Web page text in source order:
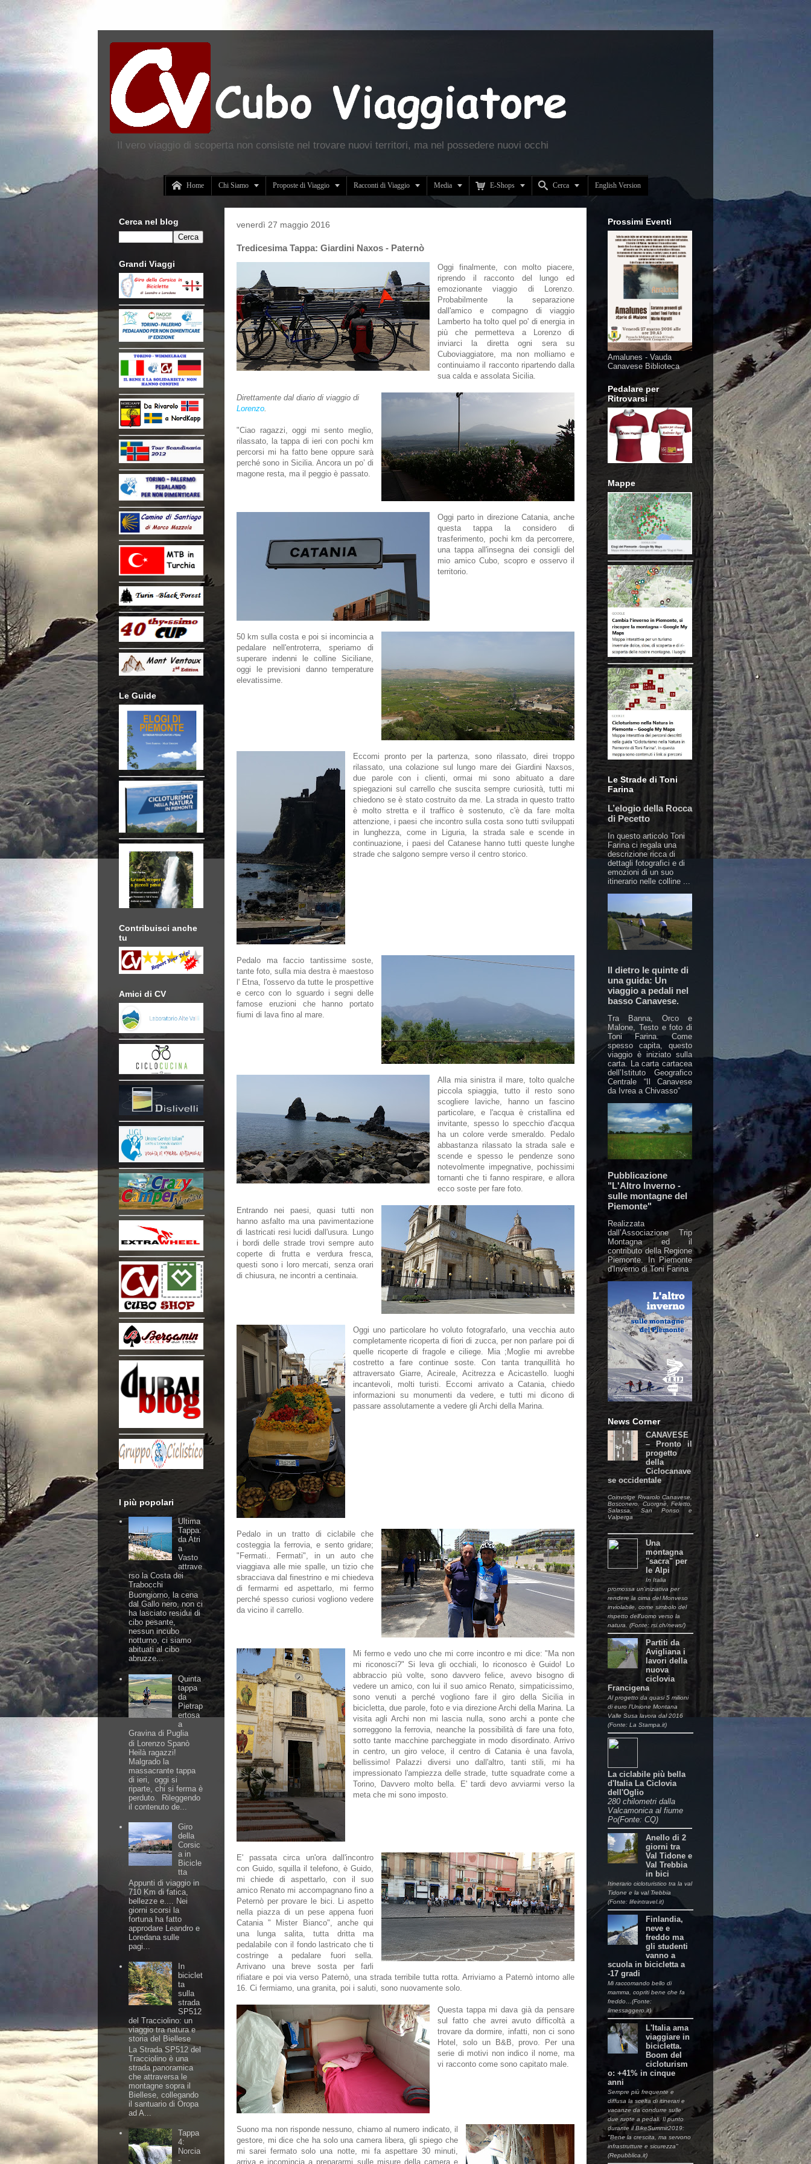
Il vero viaggio di scoperta non consiste nel trovare nuovi territori, ma nel possedere nuovi occhi
 Home Chi Siamo  Proposte di Viaggio  Racconti di Viaggio  Media   E-Shops   Cerca  English Version
venerdì 27 maggio 2016
Tredicesima Tappa: Giardini Naxos - Paternò
Oggi finalmente, con molto piacere,
riprendo il racconto del lungo ed
emozionante viaggio di Lorenzo.
Probabilmente la separazione
dall'amico e compagno di viaggio
Lamberto ha tolto quel po' di energia in
più che permetteva a Lorenzo di
inviarci la diretta ogni sera su
Cuboviaggiatore, ma non molliamo e
continuiamo il racconto ripartendo dalla
sua calda e assolata Sicilia.
Direttamente dal diario di viaggio di
Lorenzo.
"Ciao ragazzi, oggi mi sento meglio,
rilassato, la tappa di ieri con pochi km
percorsi mi ha fatto bene oppure sarà
perché sono in Sicilia. Ancora un po’ di
magone resta, ma il peggio è passato.
Oggi parto in direzione Catania, anche
questa tappa la considero di
trasferimento, pochi km da percorrere,
una tappa all'insegna dei consigli del
mio amico Cubo, scopro e osservo il
territorio.
50 km sulla costa e poi si incomincia a
pedalare nell'entroterra, speriamo di
superare indenni le colline Siciliane,
oggi le previsioni danno temperature
elevatissime.
Eccomi pronto per la partenza, sono rilassato, direi troppo
rilassato, una colazione sul lungo mare dei Giardini Naxsos,
due parole con i clienti, ormai mi sono abituato a dare
spiegazioni sul carrello che suscita sempre curiosità, tutti mi
chiedono se è stato costruito da me. La strada in questo tratto
è molto stretta e il traffico è sostenuto, c'è da fare molta
attenzione, i paesi che incontro sulla costa sono tutti sviluppati
in lunghezza, come in Liguria, la strada sale e scende in
continuazione, i paesi del Catanese hanno tutti queste lunghe
strade che salgono sempre verso il centro storico.
Pedalo ma faccio tantissime soste,
tante foto, sulla mia destra è maestoso
l' Etna, l'osservo da tutte le prospettive
e cerco con lo sguardo i segni delle
famose eruzioni che hanno portato
fiumi di lava fino al mare.
Alla mia sinistra il mare, tolto qualche
piccola spiaggia, tutto il resto sono
scogliere laviche, hanno un fascino
particolare, e l'acqua è cristallina ed
invitante, spesso lo specchio d'acqua
ha un colore verde smeraldo. Pedalo
abbastanza rilassato la strada sale e
scende e spesso le pendenze sono
notevolmente impegnative, pochissimi
tornanti che ti fanno respirare, e allora
ecco soste per fare foto.
Entrando nei paesi, quasi tutti non
hanno asfalto ma una pavimentazione
di lastricati resi lucidi dall'usura. Lungo
i bordi delle strade trovi sempre auto
coperte di frutta e verdura fresca,
questi sono i loro mercati, senza orari
di chiusura, ne incontri a centinaia.
Oggi uno particolare ho voluto fotografarlo, una vecchia auto
completamente ricoperta di fiori di zucca, per non parlare poi di
quelle ricoperte di fragole e ciliege. Mia ;Moglie mi avrebbe
costretto a fare continue soste. Con tanta tranquillità ho
attraversato Giarre, Acireale, Acitrezza e Acicastello. luoghi
incantevoli, molti turisti. Eccomi arrivato a Catania, chiedo
informazioni su monumenti da vedere, e tutti mi dicono di
passare assolutamente a vedere gli Archi della Marina.
Pedalo in un tratto di ciclabile che
costeggia la ferrovia, e sento gridare;
"Fermati.. Fermati", in un auto che
viaggiava alle mie spalle, un tizio che
sbracciava dal finestrino e mi chiedeva
di fermarmi ed aspettarlo, mi fermo
perché spesso curiosi vogliono vedere
da vicino il carrello.
Mi fermo e vedo uno che mi corre incontro e mi dice: "Ma non
mi riconosci?" Si leva gli occhiali, lo riconosco è Guido! Lo
abbraccio più volte, sono davvero felice, avevo bisogno di
vedere un amico, con lui il suo amico Renato, simpaticissimo,
sono venuti a perché vogliono fare il giro della Sicilia in
bicicletta, due parole, foto e via direzione Archi della Marina. La
visita agli Archi non mi lascia nulla, sono archi a ponte che
sorreggono la ferrovia, neanche la possibilità di fare una foto,
sotto tante macchine parcheggiate in modo disordinato. Arrivo
in centro, un giro veloce, il centro di Catania è una favola,
bellissimo! Palazzi diversi uno dall'altro, tanti stili, mi ha
impressionato l'ampiezza delle strade, tutte squadrate come a
Torino, Davvero molto bella. E' tardi devo avviarmi verso la
meta che mi sono imposto.
E' passata circa un'ora dall'incontro
con Guido, squilla il telefono, è Guido,
mi chiede di aspettarlo, con il suo
amico Renato mi accompagnano fino a
Peternò per provare le bici. Li aspetto
nella piazza di un pese appena fuori
Catania " Mister Bianco", anche qui
una lunga salita, tutta dritta ma
pedalabile con il fondo lastricato che ti
costringe a pedalare fuori sella.
Arrivano una breve sosta per farli
rifiatare e poi via verso Paternò, una strada terribile tutta rotta. Arriviamo a Paternò intorno alle
16. Ci fermiamo, una granita, poi i saluti, sono nuovamente solo.
Questa tappa mi dava già da pensare
sul fatto che avrei avuto difficoltà a
trovare da dormire, infatti, non ci sono
Hotel, solo un B&B, provo. Per una
serie di motivi non indico il nome, ma
vi racconto come sono capitato male.
Suono ma non risponde nessuno, chiamo al numero indicato, il
gestore, mi dice che ha solo una camera libera, gli spiego che
mi sarei fermato solo una notte, mi fa aspettare 30 minuti,
arriva e incomincia a prepararmi sulle misure della camera e
Cerca nel blog
Grandi Viaggi
Le Guide
Contribuisci anche
tu
Amici di CV
I più popolari
Ultima
Tappa:
da Atri
a
Vasto
attrave
rso la Costa dei
Trabocchi
Buongiorno, la cena
dal Gallo nero, non ci
ha lasciato residui di
cibo pesante,
nessun incubo
notturno, ci siamo
abituati al cibo
abruzze...
Quinta
tappa
da
Pietrap
ertosa
a
Gravina di Puglia
di Lorenzo Spanò
Heilà ragazzi!
Malgrado la
massacrante tappa
di ieri, oggi si
riparte, chi si ferma è
perduto. Rileggendo
il contenuto de...
Giro
della
Corsic
a in
Bicicle
tta
Appunti di viaggio in
710 Km di fatica,
bellezze e.... Nei
giorni scorsi la
fortuna ha fatto
approdare Leandro e
Loredana sulle
pagi...
In
biciclet
ta
sulla
strada
SP512
del Tracciolino: un
viaggio tra natura e
storia del Biellese
La Strada SP512 del
Tracciolino è una
strada panoramica
che attraversa le
montagne sopra il
Biellese, collegando
il santuario di Oropa
ad A...
Tappa
4:
Norcia
-
Prossimi Eventi
Amalunes - Vauda
Canavese Biblioteca
Pedalare per
Ritrovarsi
Mappe
Le Strade di Toni
Farina
L’elogio della Rocca
di Pecetto
In questo articolo Toni
Farina ci regala una
descrizione ricca di
dettagli fotografici e di
emozioni di un suo
itinerario nelle colline ...
Il dietro le quinte di
una guida: Un
viaggio a pedali nel
basso Canavese.
Tra Banna, Orco e
Malone, Testo e foto di
Toni Farina. Come
spesso capita, questo
viaggio è iniziato sulla
carta. La carta cartacea
dell’Istituto Geografico
Centrale “Il Canavese
da Ivrea a Chivasso”
Pubblicazione
"L'Altro Inverno -
sulle montagne del
Piemonte"
Realizzata
dall’Associazione Trip
Montagna ed il
contributo della Regione
Piemonte. In Piemonte
d'Inverno di Toni Farina
News Corner
CANAVESE
– Pronto il
progetto
della
Ciclocanave
se occidentale
Coinvolge Rivarolo Canavese,
Bosconero, Cuorgnè, Feletto,
Salassa, San Ponso e
Valperga
Una
montagna
"sacra" per
le Alpi
In Italia
promossa un'iniziativa per
rendere la cima del Monveso
inviolabile, come simbolo del
rispetto dell'uomo verso la
natura. (Fonte: rsi.ch/news/)
Partiti da
Avigliana i
lavori della
nuova
ciclovia
Francigena
Al progetto da quasi 5 milioni
di euro l’Unione Montana
Valle Susa lavora dal 2016
(Fonte: La Stampa.it)
La ciclabile più bella
d'Italia La Ciclovia
dell'Oglio
280 chilometri dalla
Valcamonica al fiume
Po(Fonte: CQ)
Anello di 2
giorni tra
Val Tidone e
Val Trebbia
in bici
Itinerario cicloturistico tra la val
Tidone e la val Trebbia
(Fonte: lifeintravel.it)
Finlandia,
neve e
freddo ma
gli studenti
vanno a
scuola in bicicletta a
-17 gradi
Mi raccomando bello di
mamma, copriti bene che fa
freddo…(Fonte:
ilmessaggero.it)
L'Italia ama
viaggiare in
bicicletta.
Boom del
cicloturism
o: +41% in cinque
anni
Sempre più frequente e
diffusa la scelta di itinerari e
vacanze da condurre sulle
due ruote a pedali. Il punto
durante il BikeSummit2019:
"Bene la crescita, ma servono
infrastrutture e sicurezza"
(Repubblica.it)